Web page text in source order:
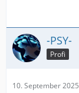
-PSY-
Profi
10. September